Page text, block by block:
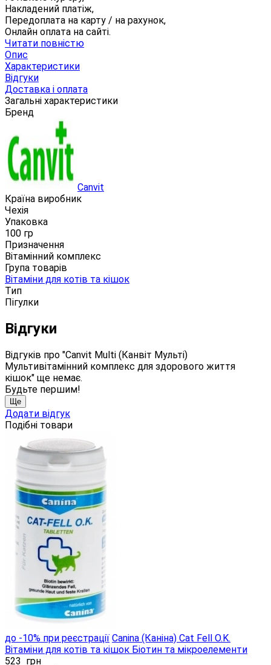
Накладений платіж,
Передоплата на карту / на рахунок,
Онлайн оплата на сайті.
Читати повністю
Опис
Характеристики
Відгуки
Доставка і оплата
Загальні характеристики
Бренд
Canvit
Країна виробник
Чехія
Упаковка
100 гр
Призначення
Вітамінний комплекс
Група товарів
Вітаміни для котів та кішок
Тип
Пігулки
Відгуки
Відгуків про "Canvit Multi (Канвіт Мульті)
Мультивітамінний комплекс для здорового життя
кішок" ще немає.
Будьте першим!
Ще
Додати відгук
Подібні товари
до -10% при реєстрації Canina (Каніна) Cat Fell O.K.
Вітаміни для котів та кішок Біотин та мікроелементи
523 грн